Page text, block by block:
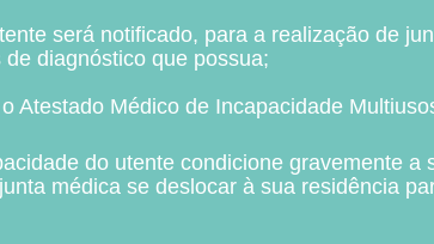
será notificado, para a realização de
diagnóstico que possua;
Atestado Médico de Incapacidade
do utente condicione gravemente
médica se deslocar à sua residência